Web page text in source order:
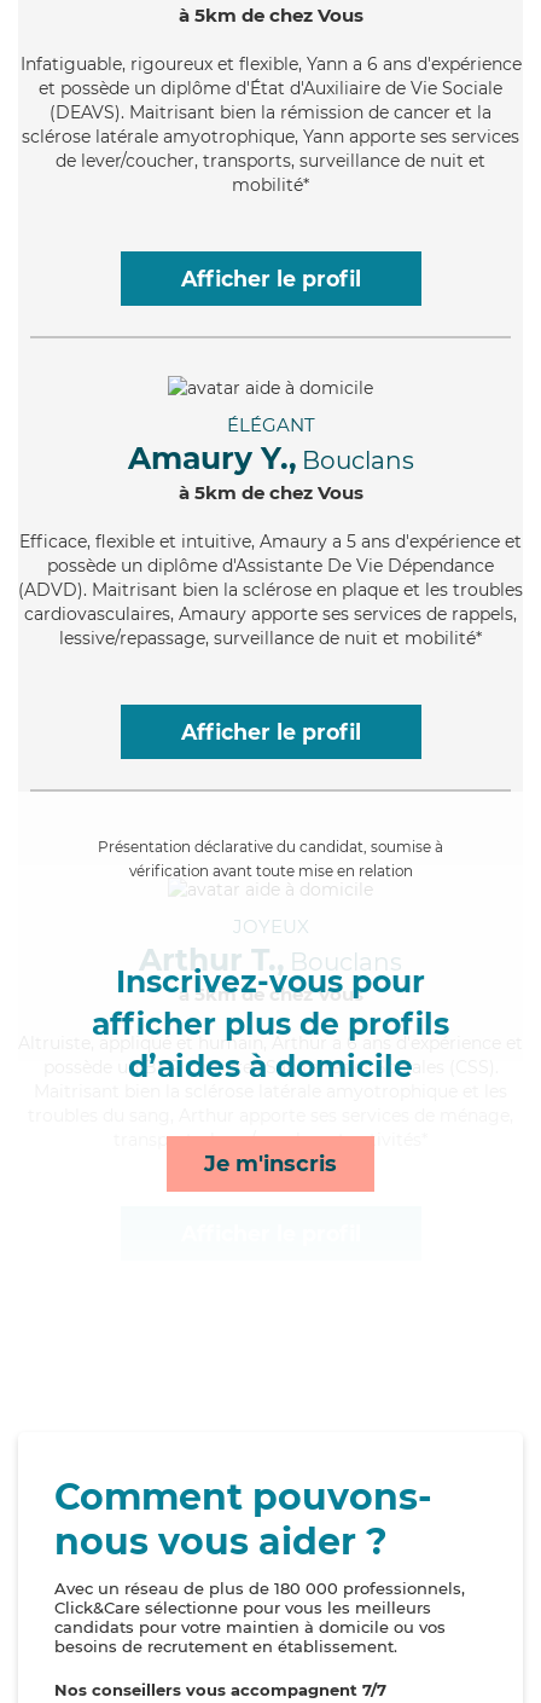
à 5km de chez Vous
Infatiguable, rigoureux et flexible, Yann a 6 ans d'expérience
et possède un diplôme d'État d'Auxiliaire de Vie Sociale
(DEAVS). Maitrisant bien la rémission de cancer et la
sclérose latérale amyotrophique, Yann apporte ses services
de lever/coucher, transports, surveillance de nuit et
mobilité*
Afficher le profil
ÉLÉGANT
Amaury Y., Bouclans
à 5km de chez Vous
Efficace, flexible et intuitive, Amaury a 5 ans d'expérience et
possède un diplôme d'Assistante De Vie Dépendance
(ADVD). Maitrisant bien la sclérose en plaque et les troubles
cardiovasculaires, Amaury apporte ses services de rappels,
lessive/repassage, surveillance de nuit et mobilité*
Afficher le profil
Présentation déclarative du candidat, soumise à
vérification avant toute mise en relation
Inscrivez-vous pour
afficher plus de profils
d’aides à domicile
Je m'inscris
JOYEUX
Arthur T., Bouclans
à 5km de chez Vous
, appliqué et humain, Arthur a 6 ans d'expérience et
possède un BEP Carrières Sanitaires et Sociales (CSS).
transports, lever/coucher et activités*
Comment pouvons-
nous vous aider ?
Avec un réseau de plus de 180 000 professionnels,
Click&Care sélectionne pour vous les meilleurs
candidats pour votre maintien à domicile ou vos
besoins de recrutement en établissement.
Nos conseillers vous accompagnent 7/7